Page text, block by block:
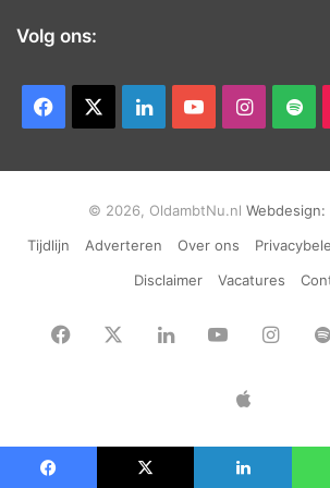
Volg ons:
Facebook LinkedInYouTube
© 2026, OldambtNu.nl Webdesign:
Tijdlijn
Adverteren Over ons
Disclaimer
Vacatures
Facebook LinkedInYouTube
App